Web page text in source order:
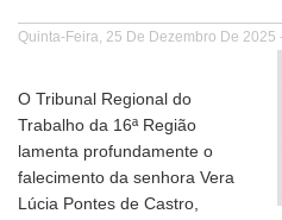
Quinta-Feira, 25 De Dezembro De 2025
O Tribunal Regional do
Trabalho da 16ª Região
lamenta profundamente o
falecimento da senhora Vera
Lúcia Pontes de Castro,